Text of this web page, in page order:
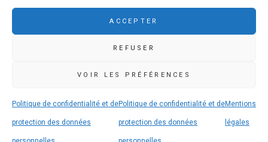
ACCEPTER
REFUSER
VOIR LES PRÉFÉRENCES
Politique de confidentialité et de
protection des données
Politique de confidentialité et de
protection des données
Mentions
légales
02 98 86 36 46
www.ccpcp.bzh